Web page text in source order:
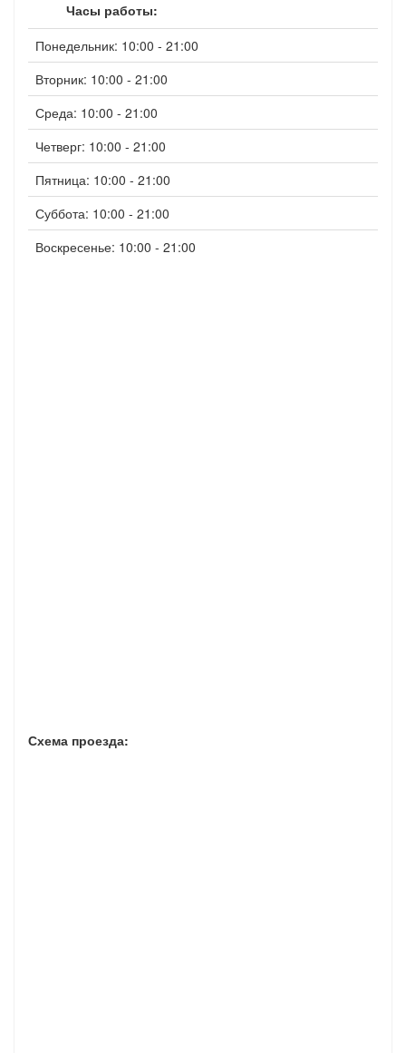
Часы работы:
Понедельник: 10:00 - 21:00
Вторник: 10:00 - 21:00
Среда: 10:00 - 21:00
Четверг: 10:00 - 21:00
Пятница: 10:00 - 21:00
Суббота: 10:00 - 21:00
Воскресенье: 10:00 - 21:00
Схема проезда: